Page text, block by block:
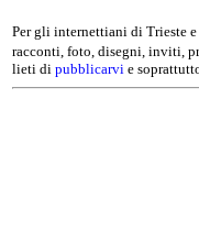
Per gli internettiani di Trieste
racconti, foto, disegni, inviti,
lieti di pubblicarvi e